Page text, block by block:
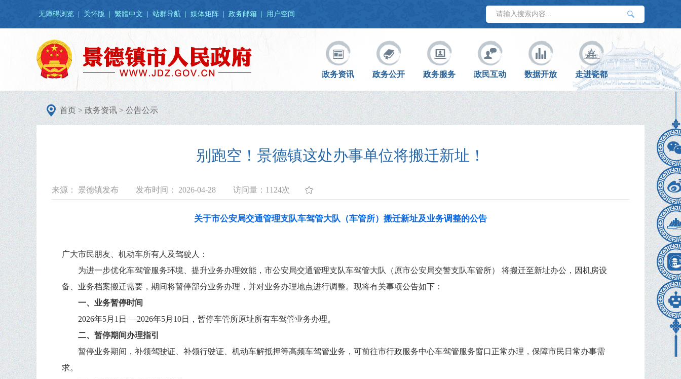
无障碍浏览 关怀版 繁體中文 站群导航 媒体矩阵 政务邮箱 用户空间
政务资讯 政务公开 政务服务 政民互动 数据开放 走进瓷都
首页>政务资讯>公告公示
别跑空！景德镇这处办事单位将搬迁新址！
来源： 景德镇发布 发布时间： 2026-04-28 访问量： 1124次
关于市公安局交通管理支队车驾管大队（车管所）搬迁新址及业务调整的公告
广大市民朋友、机动车所有人及驾驶人：
为进一步优化车驾管服务环境、提升业务办理效能，市公安局交通管理支队车驾管大队（原市公安局交警支队车管所） 将搬迁至新址办公，因机房设
备、业务档案搬迁需要，期间将暂停部分业务办理，并对业务办理地点进行调整。现将有关事项公告如下：
一、业务暂停时间
2026年5月1日 —2026年5月10日，暂停车管所原址所有车驾管业务办理。
二、暂停期间办理指引
暂停业务期间，补领驾驶证、补领行驶证、机动车解抵押等高频车驾管业务，可前往市行政服务中心车驾管服务窗口正常办理，保障市民日常办事需
求。